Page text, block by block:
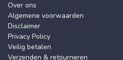
Over ons
Algemene voorwaarden
Disclaimer
Privacy Policy
Veilig betalen
Verzenden & retourneren